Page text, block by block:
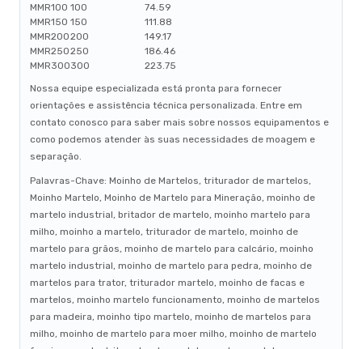
MMR100 100
74.59
MMR150 150
111.88
MMR200200
149.17
MMR250250
186.46
MMR300300
223.75
Nossa equipe especializada está pronta para fornecer
orientações e assistência técnica personalizada. Entre em
contato conosco para saber mais sobre nossos equipamentos e
como podemos atender às suas necessidades de moagem e
separação.
Palavras-Chave: Moinho de Martelos, triturador de martelos,
Moinho Martelo, Moinho de Martelo para Mineração, moinho de
martelo industrial, britador de martelo, moinho martelo para
milho, moinho a martelo, triturador de martelo, moinho de
martelo para grãos, moinho de martelo para calcário, moinho
martelo industrial, moinho de martelo para pedra, moinho de
martelos para trator, triturador martelo, moinho de facas e
martelos, moinho martelo funcionamento, moinho de martelos
para madeira, moinho tipo martelo, moinho de martelos para
milho, moinho de martelo para moer milho, moinho de martelo